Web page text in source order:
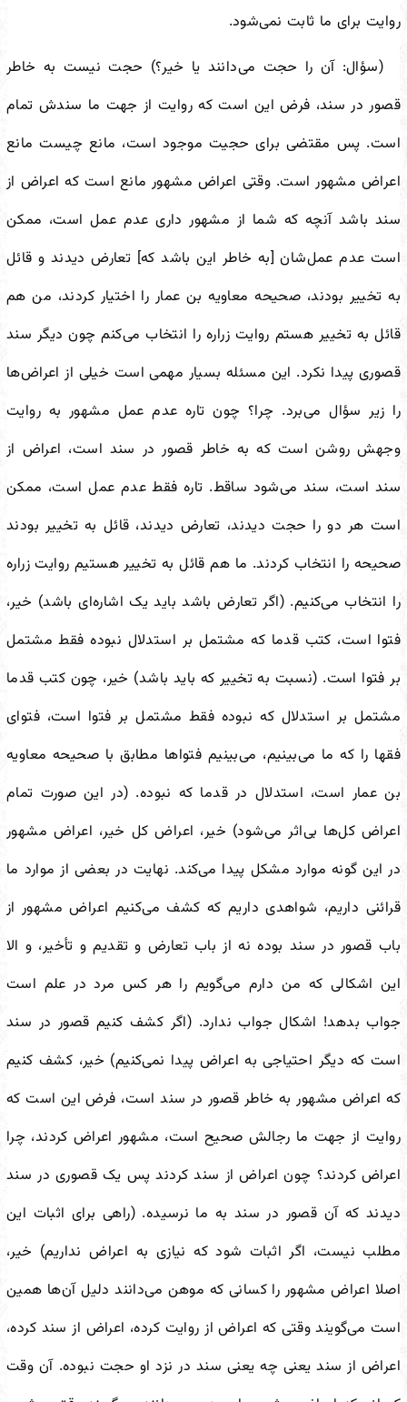
روایت برای ما ثابت نمی‌شود.
(سؤال: آن را حجت می‌دانند یا خیر؟) حجت نیست به خاطر
قصور در سند، فرض این است که روایت از جهت ما سندش تمام
است. پس مقتضی برای حجیت موجود است، مانع چیست مانع
اعراض مشهور است. وقتی اعراض مشهور مانع است که اعراض از
سند باشد آنچه که شما از مشهور داری عدم عمل است، ممکن
است عدم عمل‌شان [به خاطر این باشد که] تعارض دیدند و قائل
به تخییر بودند، صحیحه معاویه بن عمار را اختیار کردند، من هم
قائل به تخییر هستم روایت زراره را انتخاب می‌کنم چون دیگر سند
قصوری پیدا نکرد. این مسئله بسیار مهمی است خیلی از اعراض‌ها
را زیر سؤال می‌برد. چرا؟ چون تاره عدم عمل مشهور به روایت
وجهش روشن است که به خاطر قصور در سند است، اعراض از
سند است، سند می‌شود ساقط. تاره فقط عدم عمل است، ممکن
است هر دو را حجت دیدند، تعارض دیدند، قائل به تخییر بودند
صحیحه را انتخاب کردند. ما هم قائل به تخییر هستیم روایت زراره
را انتخاب می‌کنیم. (اگر تعارض باشد باید یک اشاره‌ای باشد) خیر،
فتوا است، کتب قدما که مشتمل بر استدلال نبوده فقط مشتمل
بر فتوا است. (نسبت به تخییر که باید باشد) خیر، چون کتب قدما
مشتمل بر استدلال که نبوده فقط مشتمل بر فتوا است، فتوای
فقها را که ما می‌بینیم، می‌بینیم فتواها مطابق با صحیحه معاویه
بن عمار است، استدلال در قدما که نبوده. (در این صورت تمام
اعراض کل‌ها بی‌اثر می‌شود) خیر، اعراض کل خیر، اعراض مشهور
در این گونه موارد مشکل پیدا می‌کند. نهایت در بعضی از موارد ما
قرائنی داریم، شواهدی داریم که کشف می‌کنیم اعراض مشهور از
باب قصور در سند بوده نه از باب تعارض و تقدیم و تأخیر، و الا
این اشکالی که من دارم می‌گویم را هر کس مرد در علم است
جواب بدهد! اشکال جواب ندارد. (اگر کشف کنیم قصور در سند
است که دیگر احتیاجی به اعراض پیدا نمی‌کنیم) خیر، کشف کنیم
که اعراض مشهور به خاطر قصور در سند است، فرض این است که
روایت از جهت ما رجالش صحیح است، مشهور اعراض کردند، چرا
اعراض کردند؟ چون اعراض از سند کردند پس یک قصوری در سند
دیدند که آن قصور در سند به ما نرسیده. (راهی برای اثبات این
مطلب نیست، اگر اثبات شود که نیازی به اعراض نداریم) خیر،
اصلا اعراض مشهور را کسانی که موهن می‌دانند دلیل آن‌ها همین
است می‌گویند وقتی که اعراض از روایت کرده، اعراض از سند کرده،
اعراض از سند یعنی چه یعنی سند در نزد او حجت نبوده. آن وقت